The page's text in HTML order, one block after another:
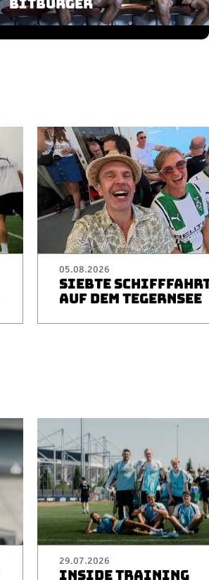
BITBURGER
05.08.2026
SIEBTE
AUF DEM TEGERNSEE
29.07.2026
INSIDE TRAINING